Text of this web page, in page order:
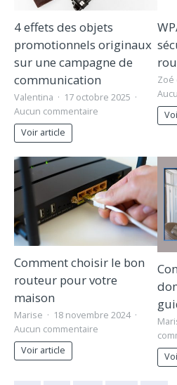
4 effets des objets
promotionnels originaux
sur une campagne de
communication
Valentina
17 octobre 2025
Aucun commentaire
Voir article
Zoé
Comment choisir le bon
routeur pour votre
maison
Marise
18 novembre 2024
Aucun commentaire
Voir article